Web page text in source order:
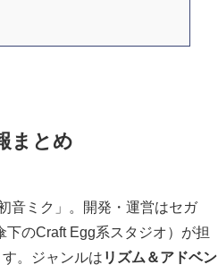
まとめ
音ミク」。開発・運営はセガ
下のCraft Egg系スタジオ）が担
。ジャンルは リズム＆アドベン